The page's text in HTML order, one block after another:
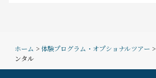
ホーム >体験プログラム・オプショナルツアー
ンタル